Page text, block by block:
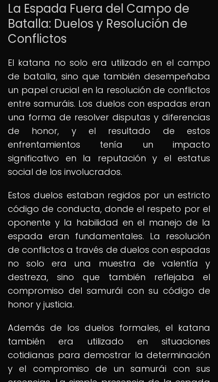
La Espada Fuera del Campo de
Batalla: Duelos y Resolución de
Conflictos
El katana no solo era utilizado en el campo
de batalla, sino que también desempeñaba
un papel crucial en la resolución de conflictos
entre samuráis. Los duelos con espadas eran
una forma de resolver disputas y diferencias
de honor, y el resultado de estos
enfrentamientos tenía un impacto
significativo en la reputación y el estatus
social de los involucrados.
Estos duelos estaban regidos por un estricto
código de conducta, donde el respeto por el
oponente y la habilidad en el manejo de la
espada eran fundamentales. La resolución
de conflictos a través de duelos con espadas
no solo era una muestra de valentía y
destreza, sino que también reflejaba el
compromiso del samurái con su código de
honor y justicia.
Además de los duelos formales, el katana
también era utilizado en situaciones
cotidianas para demostrar la determinación
y el compromiso de un samurái con sus